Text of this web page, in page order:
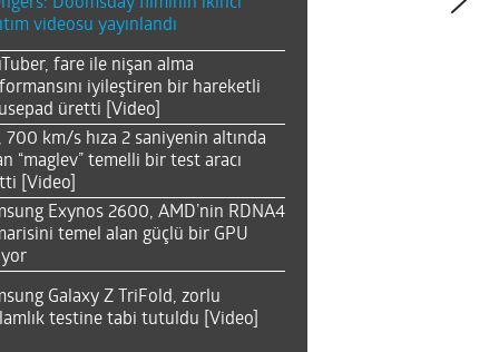
videosu yayınlandı
fare ile nişan alma
iyileştiren bir hareketli
üretti [Video]
700 km/s hıza 2 saniyenin altında
“maglev” temelli bir test aracı
[Video]
Exynos 2600, AMD’nin RDNA4
temel alan güçlü bir GPU
Galaxy Z TriFold, zorlu
testine tabi tutuldu [Video]